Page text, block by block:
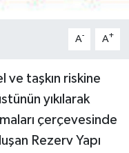
A- A+
ve taşkın riskine
yıkılarak
çerçevesinde
Rezerv Yapı